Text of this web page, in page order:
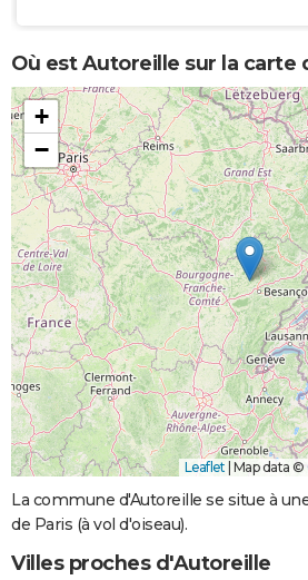
Où est Autoreille sur la carte
+
−
Leaflet Map data ©
La commune d'Autoreille se situe à
de Paris (à vol d'oiseau).
Villes proches d'Autoreille